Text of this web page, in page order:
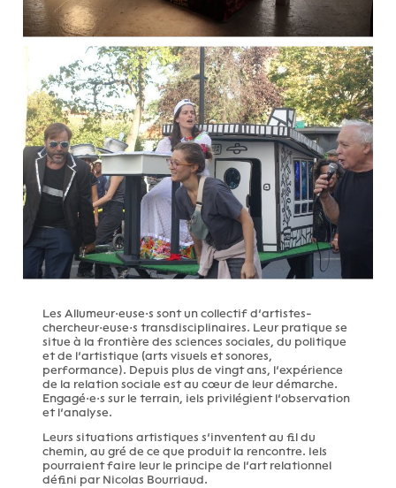
Les Allumeur·euse·s sont un collectif d’artistes-
chercheur·euse·s transdisciplinaires. Leur pratique se
situe à la frontière des sciences sociales, du politique
et de l’artistique (arts visuels et sonores,
performance). Depuis plus de vingt ans, l’expérience
de la relation sociale est au cœur de leur démarche.
Engagé·e·s sur le terrain, iels privilégient l’observation
et l’analyse.
Leurs situations artistiques s’inventent au fil du
chemin, au gré de ce que produit la rencontre. Iels
pourraient faire leur le principe de l’art relationnel
défini par Nicolas Bourriaud.